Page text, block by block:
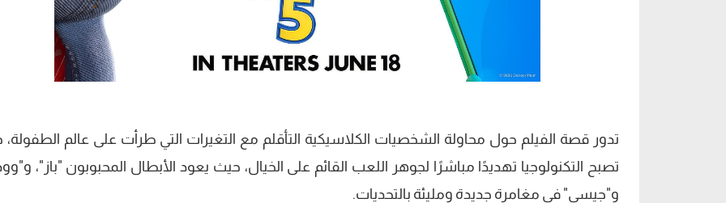
تدور قصة الفيلم حول محاولة الشخصيات الكلاسيكية التأقلم مع التغيرات التي طرأت على عالم
تصبح التكنولوجيا تهديدًا مباشرًا لجوهر اللعب القائم على الخيال، حيث يعود الأبطال المحبوبون "باز"،
و"جيسي" في مغامرة جديدة ومليئة بالتحديات.